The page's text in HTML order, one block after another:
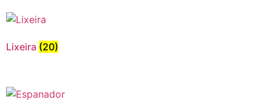
Lixeira (20)